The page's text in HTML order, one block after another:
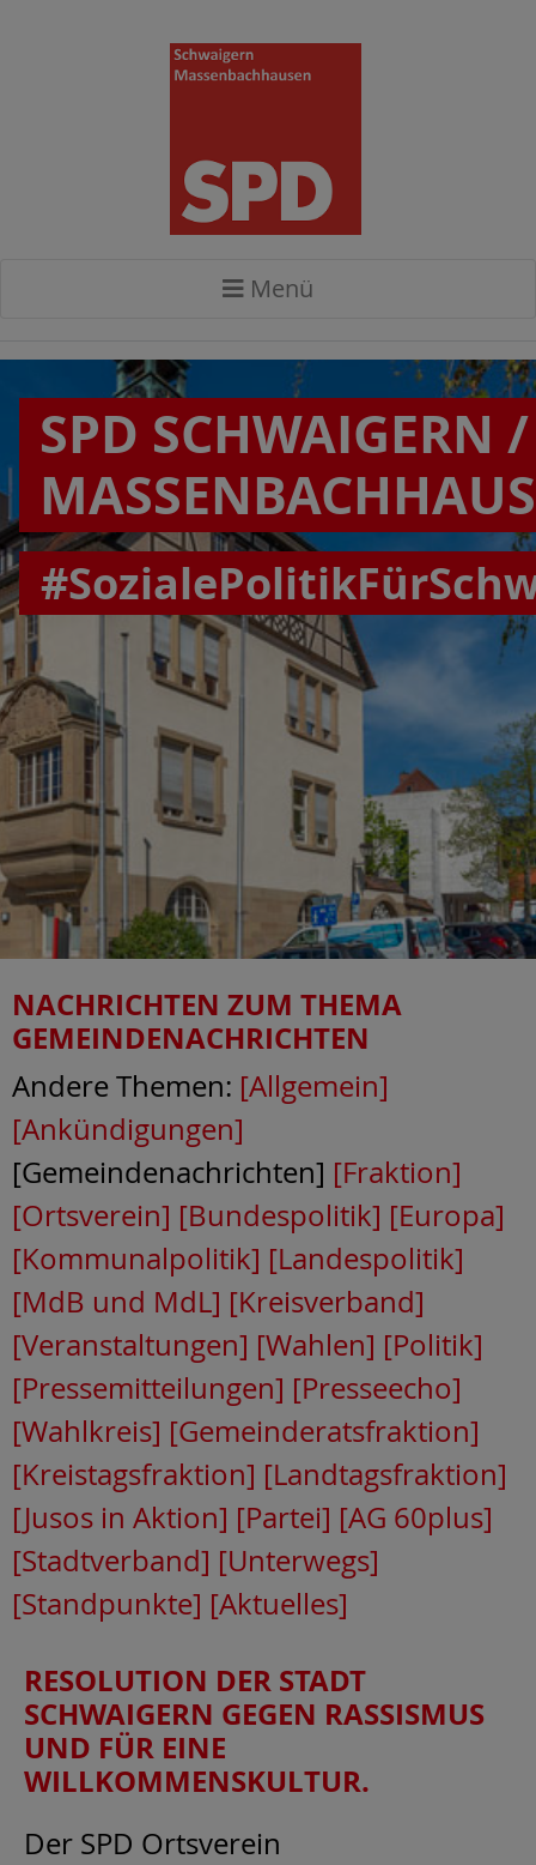
Menü
SPD SCHWAIGERN /
NACHRICHTEN ZUM THEMA
GEMEINDENACHRICHTEN
Andere Themen: [Allgemein]
[Ankündigungen]
[Gemeindenachrichten] [Fraktion]
[Ortsverein] [Bundespolitik] [Europa]
[Kommunalpolitik] [Landespolitik]
[MdB und MdL] [Kreisverband]
[Veranstaltungen] [Wahlen] [Politik]
[Pressemitteilungen] [Presseecho]
[Wahlkreis] [Gemeinderatsfraktion]
[Kreistagsfraktion] [Landtagsfraktion]
[Jusos in Aktion] [Partei] [AG 60plus]
[Stadtverband] [Unterwegs]
[Standpunkte] [Aktuelles]
RESOLUTION DER STADT
SCHWAIGERN GEGEN RASSISMUS
UND FÜR EINE
WILLKOMMENSKULTUR.
Der SPD Ortsverein